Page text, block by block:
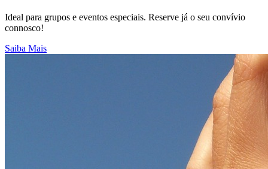
Ideal para grupos e eventos especiais. Reserve já o seu convívio
connosco!
Saiba Mais